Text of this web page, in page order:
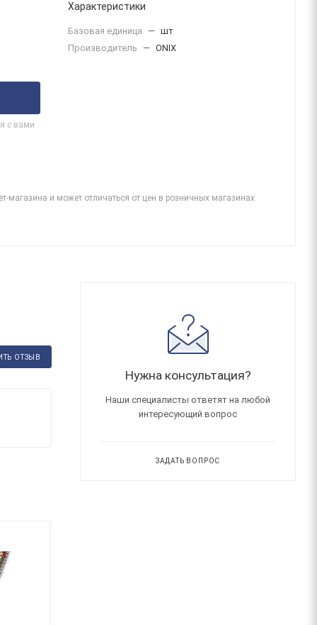
с вами
Характеристики
Базовая единица — шт
Производитель
— ONIX
магазина и может отличаться от цен в розничных магазинах
ОТЗЫВ
Нужна консультация?
Наши специалисты ответят на любой
интересующий вопрос
ЗАДАТЬ ВОПРОС